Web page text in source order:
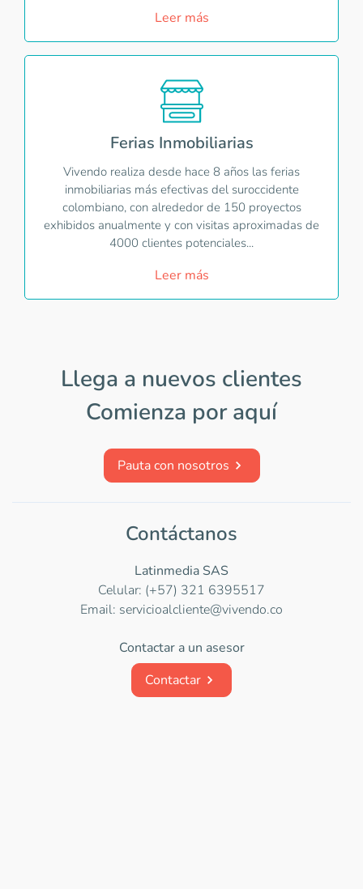
Leer más
Ferias Inmobiliarias
Vivendo realiza desde hace 8 años las ferias
inmobiliarias más efectivas del suroccidente
colombiano, con alrededor de 150 proyectos
exhibidos anualmente y con visitas aproximadas de
4000 clientes potenciales...
Leer más
Llega a nuevos clientes
Comienza por aquí
Pauta con nosotros
Contáctanos
Latinmedia SAS
Celular: (+57) 321 6395517
Email: servicioalcliente@vivendo.co
Contactar a un asesor
Contactar